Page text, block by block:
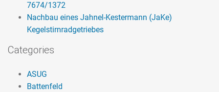
7674/1372
Nachbau eines Jahnel-Kestermann (JaKe)
Kegelstirnradgetriebes
Categories
ASUG
Battenfeld